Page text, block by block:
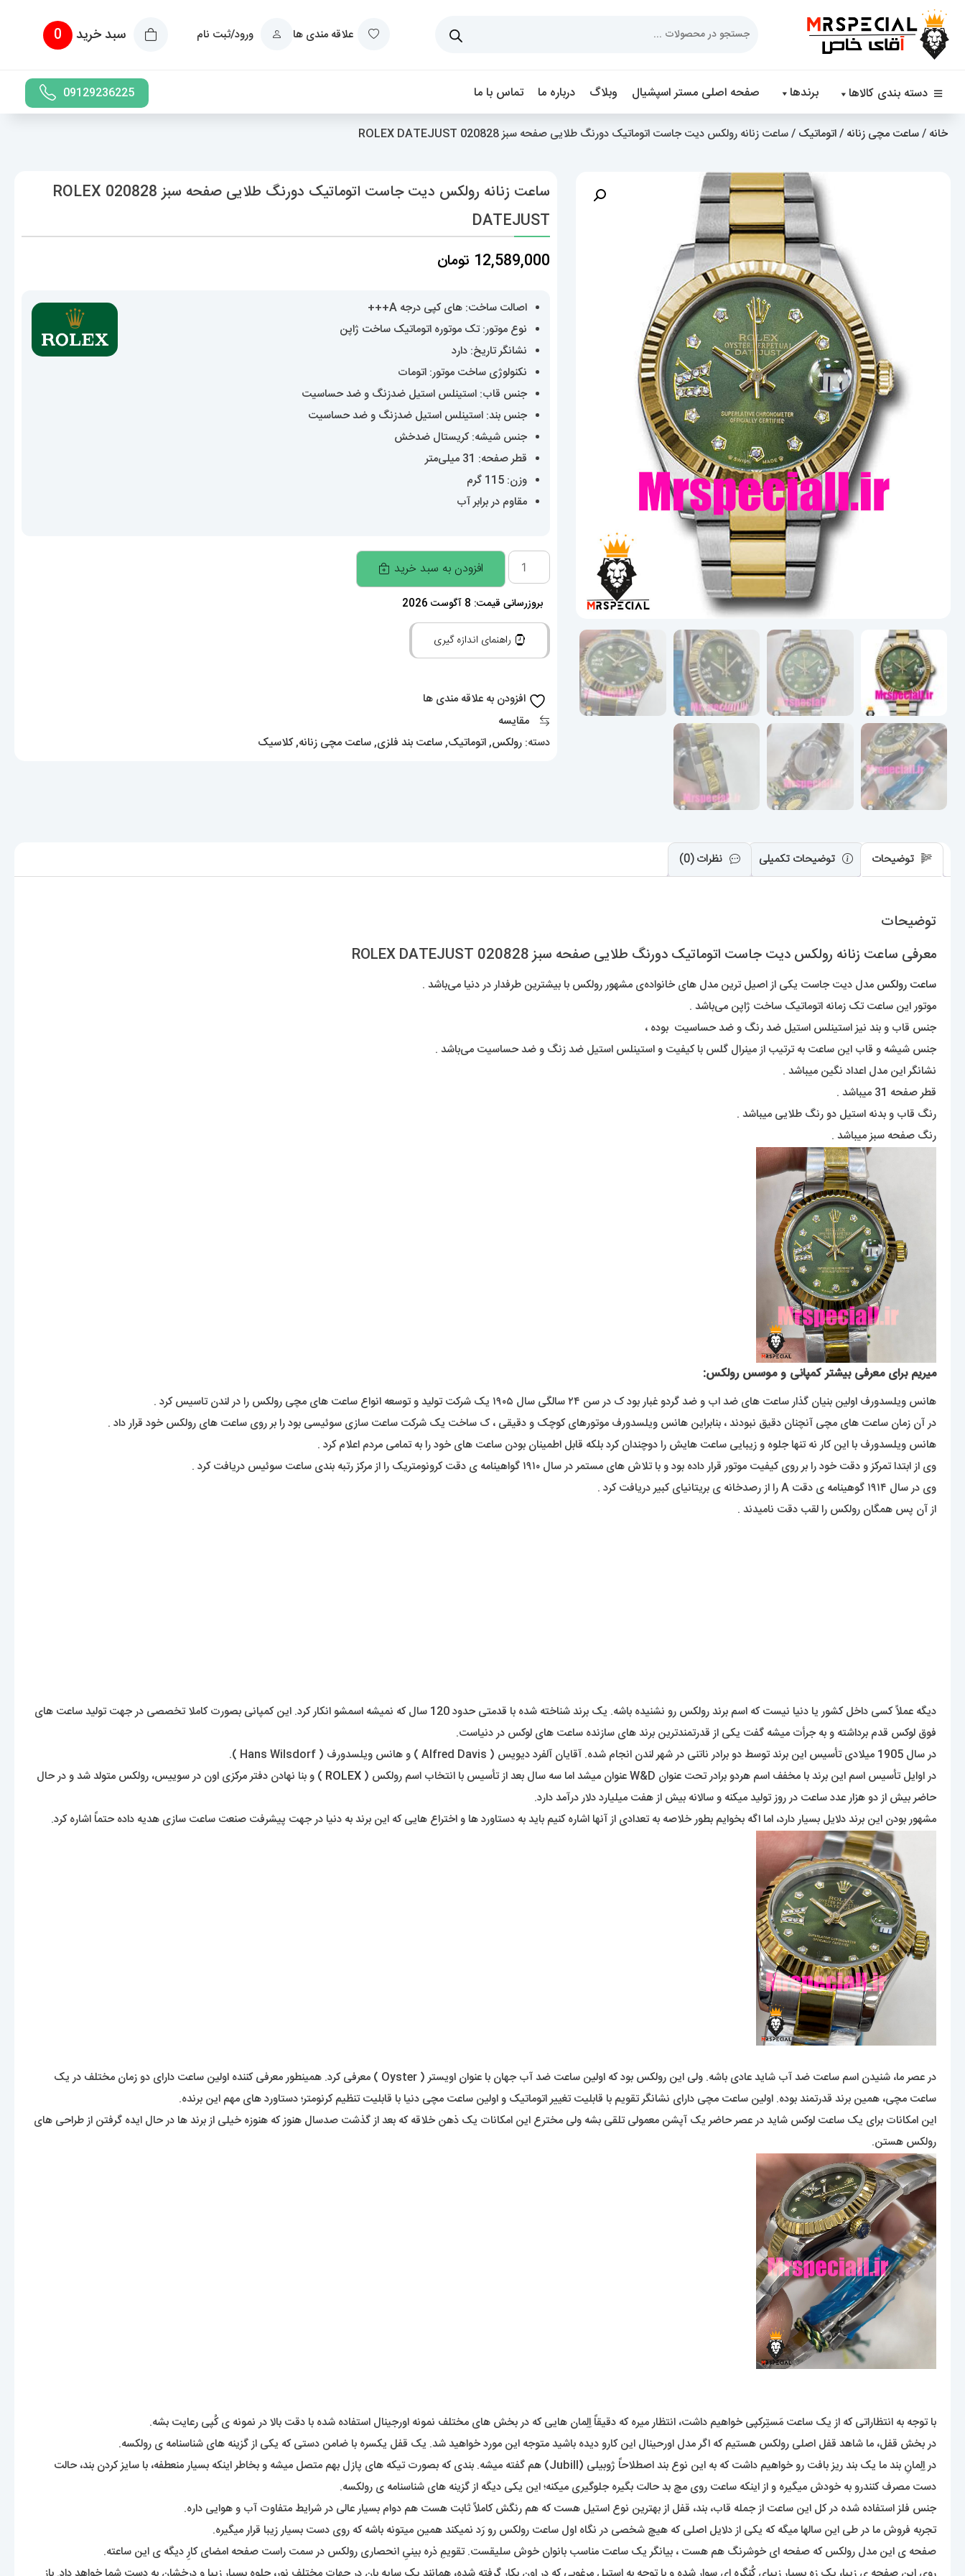
علاقه مندی ها ورود/ثبت نام سبد خرید 0
دسته بندی کالاها برندها صفحه اصلی مستر اسپشیال وبلاگ درباره ما تماس با ما 09129236225
خانه /ساعت مچی زنانه /اتوماتیک / ساعت زنانه رولکس دیت جاست اتوماتیک دورنگ طلایی صفحه سبز 020828 ROLEX DATEJUST
ساعت زنانه رولکس دیت جاست اتوماتیک دورنگ طلایی صفحه سبز 020828 ROLEX
DATEJUST
12,589,000 تومان
اصالت ساخت: های کپی درجه A+++
نوع موتور: تک موتوره اتوماتیک ساخت ژاپن
نشانگر تاریخ: دارد
نکنولوژی ساخت موتور: اتومات
جنس قاب: استینلس استیل ضدزنگ و ضد حساسیت
جنس بند: استینلس استیل ضدزنگ و ضد حساسیت
جنس شیشه: کریستال ضدخش
قطر صفحه: 31 میلی‌متر
وزن: 115 گرم
مقاوم در برابر آب
ساعت
زنانه
رولکس
دیت
جاست
دورنگ
طلایی
افزودن به سبد خرید
بروزرسانی قیمت: 8 آگوست 2026
راهنمای اندازه گیری
افزودن به علاقه مندی ها
مقایسه
دسته: رولکس,اتوماتیک,ساعت بند فلزی,ساعت مچی زنانه,کلاسیک
توضیحات توضیحات تکمیلی نظرات (0)
توضیحات
معرفی ساعت زنانه رولکس دیت جاست اتوماتیک دورنگ طلایی صفحه سبز 020828 ROLEX DATEJUST
ساعت رولکس مدل دیت جاست یکی از اصیل ترین مدل های خانواده‌ی مشهور رولکس با بیشترین طرفدار در دنیا می‌باشد .
موتور این ساعت تک زمانه اتوماتیک ساخت ژاپن می‌باشد .
جنس قاب و بند نیز استینلس استیل ضد رنگ و ضد حساسیت بوده ،
جنس شیشه و قاب این ساعت به ترتیب از مینرال گلس با کیفیت و استینلس استیل ضد زنگ و ضد حساسیت می‌باشد .
نشانگر این مدل اعداد نگین میباشد .
قطر صفحه 31 میباشد .
رنگ قاب و بدنه استیل دو رنگ طلایی میباشد .
رنگ صفحه سبز میباشد .
میریم برای معرفی بیشتر کمپانی و موسس رولکس:
هانس ویلسدورف اولین بنیان گذار ساعت های ضد اب و ضد گردو غبار بود ک در سن ۲۴ سالگی سال ۱۹۰۵ یک شرکت تولید و توسعه انواع ساعت های مچی رولکس را در لندن تاسیس کرد .
در آن زمان ساعت های مچی آنچنان دقیق نبودند ، بنابراین هانس ویلسدورف موتورهای کوچک و دقیقی ، ک ساخت یک شرکت ساعت سازی سوئیسی بود را بر روی ساعت های رولکس خود قرار داد .
هانس ویلسدورف با این کار نه تنها جلوه و زیبایی ساعت هایش را دوچندان کرد بلکه قابل اطمینان بودن ساعت های خود را به تمامی مردم اعلام کرد .
وی از ابتدا تمرکز و دقت خود را بر روی کیفیت موتور قرار داده بود و با تلاش های مستمر در سال ۱۹۱۰ گواهینامه ی دقت کرونومتریک را از مرکز رتبه بندی ساعت سوئیس دریافت کرد .
وی در سال ۱۹۱۴ گوهینامه ی دقت A را از رصدخانه ی بریتانیای کبیر دریافت کرد .
از آن پس همگان رولکس را لقب دقت نامیدند .
دیگه عملاً کسی داخل کشور یا دنیا نیست که اسم برند رولکس رو نشنیده باشه. یک برند شناخته شده با قدمتی حدود 120 سال که نمیشه اسمشو انکار کرد. این کمپانی بصورت کاملا تخصصی در جهت تولید ساعت های
فوق لوکس قدم برداشته و به جرأت میشه گفت یکی از قدرتمندترین برند های سازنده ساعت های لوکس در دنیاست.
در سال 1905 میلادی تأسیس این برند توسط دو برادر ناتنی در شهر لندن انجام شده. آقایان آلفرد دیویس ( Alfred Davis ) و هانس ویلسدورف ( Hans Wilsdorf ).
در اوایل تأسیس اسم این برند با مخفف اسم هردو برادر تحت عنوان W&D عنوان میشد اما سه سال بعد از تأسیس با انتخاب اسم رولکس (
ROLEX ) و بنا نهادن دفتر مرکزی اون در سوییس، رولکس متولد شد و در حال
حاضر بیش از دو هزار عدد ساعت در روز تولید میکنه و سالانه بیش از هفت میلیارد دلار درآمد دارد.
مشهور بودن این برند دلایل بسیار دارد، اما اگه بخوایم بطور خلاصه به تعدادی از آنها اشاره کنیم باید به دستاورد ها و اختراع هایی که این برند به دنیا در جهت پیشرفت صنعت ساعت سازی هدیه داده حتماً اشاره کرد.
در عصر ما، شنیدن اسم ساعت ضد آب شاید عادی باشه. ولی این رولکس بود که اولین ساعت ضد آب جهان با عنوان اویستر ( Oyster ) معرفی کرد. همینطور معرفی کننده اولین ساعت دارای دو زمان مختلف در یک
ساعت مچی، همین برند قدرتمند بوده. اولین ساعت مچی دارای نشانگر تقویم با قابلیت تغییر اتوماتیک و اولین ساعت مچی دنیا با قابلیت تنظیم کرنومتر؛ دستاورد های مهم این برنده.
این امکانات برای یک ساعت لوکس شاید در عصر حاضر یک آپشن معمولی تلقی بشه ولی مخترع این امکانات یک ذهن خلاقه که بعد از گذشت صدسال هنوز که هنوزه خیلی از برند ها در حال ایده گرفتن از طراحی های
رولکس هستن.
با توجه به انتظاراتی که از یک ساعت مَستِرکپی خواهیم داشت، انتظار میره که دقیقاً اِلِمان هایی که در بخش های مختلف نمونه اورجینال استفاده شده با دقت بالا در نمونه ی کُپی رعایت بشه.
در بخش قفل، ما شاهد قفل اصلی رولکس هستیم که اگر مدل اورحینال این کارو دیده باشید متوجه این مورد خواهید شد. یک قفل یکسره با ضامن دستی که یکی از گزینه های شناسنامه ی رولکسه.
در اِلِمانِ بند ما یک بند ریز بافت رو خواهیم داشت که به این نوع بند اصطلاحاً ژوبیلی (Jubill) هم گفته میشه. بندی که بصورت تیکه های پازل بهم متصل میشه و بخاطر اینکه بسیار منعطفه، با سایز کردن بند، حالت
دست مصرف کنندرو به خودش میگیره و از اینکه ساعت روی مچ بد حالت بگیره جلوگیری میکنه؛ این یکی دیگه از گزینه های شناسنامه ی رولکسه.
جنس فلز استفاده شده در کل این ساعت از جمله قاب، بند، قفل از بهترین نوع استیل هست که هم رنگش کاملاً ثابت هست هم دوام بسیار عالی در شرایط متفاوت آب و هوایی داره.
تجربه فروش ما در طی این سالها میگه که یکی از دلایل اصلی که هیچ شخصی در نگاه اول ساعت رولکس رو رَد نمیکند همین میتونه باشه که روی دست بسیار زیبا قرار میگیره.